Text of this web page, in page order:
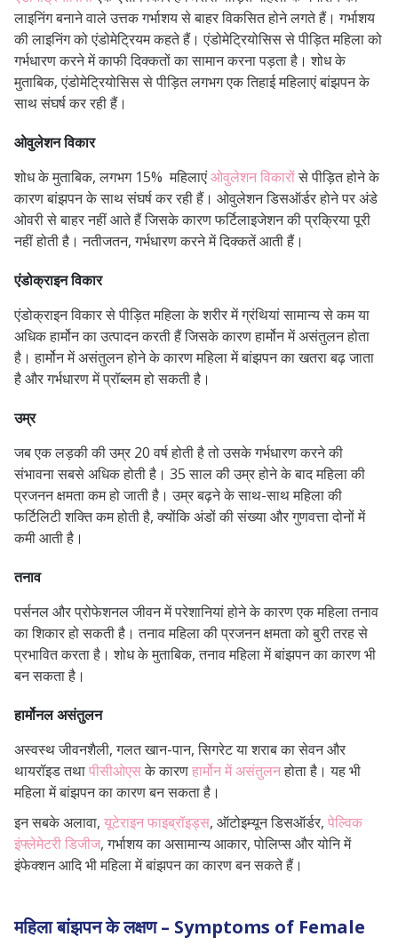
लाइनिंग बनाने वाले उत्तक गर्भाशय से बाहर विकसित होने लगते हैं। गर्भाशय
की लाइनिंग को एंडोमेट्रियम कहते हैं। एंडोमेट्रियोसिस से पीड़ित महिला को
गर्भधारण करने में काफी दिक्कतों का सामान करना पड़ता है।शोध के
मुताबिक, एंडोमेट्रियोसिस से पीड़ित लगभग एक तिहाई महिलाएं बांझपन के
साथ संघर्ष कर रही हैं।
ओवुलेशन विकार
शोध के मुताबिक, लगभग 15% महिलाएंओवुलेशन विकारोंसे पीड़ित होने के
कारण बांझपन के साथ संघर्ष कर रही हैं। ओवुलेशन डिसऑर्डर होने पर अंडे
ओवरी से बाहर नहीं आते हैं जिसके कारण फर्टिलाइजेशन की प्रक्रिया पूरी
नहीं होती है। नतीजतन, गर्भधारण करने में दिक्कतें आती हैं।
एंडोक्राइन विकार
एंडोक्राइन विकार से पीड़ित महिला के शरीर में ग्रंथियां सामान्य से कम या
अधिक हार्मोन का उत्पादन करती हैं जिसके कारण हार्मोन में असंतुलन होता
है।हार्मोन में असंतुलन होने के कारण महिला में बांझपन का खतरा बढ़ जाता
है और गर्भधारण में प्रॉब्लम हो सकती है।
उम्र
जब एक लड़की की उम्र 20 वर्ष होती है तो उसके गर्भधारण करने की
संभावना सबसे अधिक होती है। 35 साल की उम्र होने के बाद महिला की
प्रजनन क्षमता कम हो जाती है।उम्र बढ़ने के साथ-साथ महिला की
फर्टिलिटी शक्ति कम होती है, क्योंकि अंडों की संख्या और गुणवत्ता दोनों में
कमी आती है।
तनाव
पर्सनल और प्रोफेशनल जीवन में परेशानियां होने के कारण एक महिला तनाव
का शिकार हो सकती है। तनाव महिला की प्रजनन क्षमता को बुरी तरह से
प्रभावित करता है।शोध के मुताबिक, तनाव महिला में बांझपन का कारण भी
बन सकता है।
हार्मोनल असंतुलन
अस्वस्थ जीवनशैली, गलत खान-पान, सिगरेट या शराब का सेवन और
थायरॉइड तथापीसीओएसके कारणहार्मोन में असंतुलनहोता है। यह भी
महिला में बांझपन का कारण बन सकता है।
इन सबके अलावा, यूटेराइन फाइब्रॉइड्स, ऑटोइम्यून डिसऑर्डर, पेल्विक
इंफ्लेमेटरी डिजीज, गर्भाशय का असामान्य आकार, पोलिप्स और योनि में
इंफेक्शन आदि भी महिला में बांझपन का कारण बन सकते हैं।
महिला बांझपन के लक्षण – Symptoms of Female